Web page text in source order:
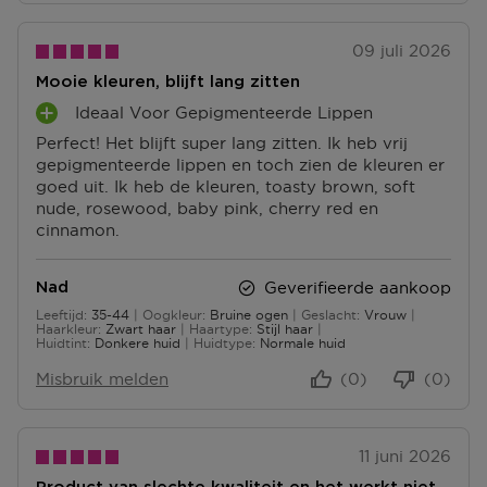
09 juli 2026
Mooie kleuren, blijft lang zitten
Perfect! Het blijft super lang zitten. Ik heb vrij
gepigmenteerde lippen en toch zien de kleuren er
goed uit. Ik heb de kleuren, toasty brown, soft
nude, rosewood, baby pink, cherry red en
cinnamon.
P
L
U
S
P
U
E
N
Ideaal Voor Gepigmenteerde Lippen
Nad
Leeftijd
35 tot 4435-44 Oogkleur Bruine ogen Geslacht
Vrouw
Haarkleur
Zwart haar Haartype
Stijl haar
Huidtint
Donkere huid Huidtype Normale huid
Geverifieerde aankoop
Misbruik melden (0)
(0)
11 juni 2026